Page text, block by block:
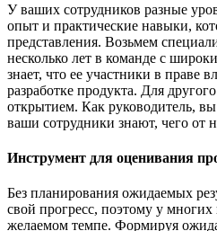
У ваших сотрудников разные
опыт и практические навыки,
представления. Возьмем
несколько лет в команде с
знает, что ее участники в праве
разработке продукта. Для
открытием. Как руководитель, вы
ваши сотрудники знают, чего от
Инструмент для оценивания
Без планирования ожидаемых
свой прогресс, поэтому у многих
желаемом темпе. Формируя